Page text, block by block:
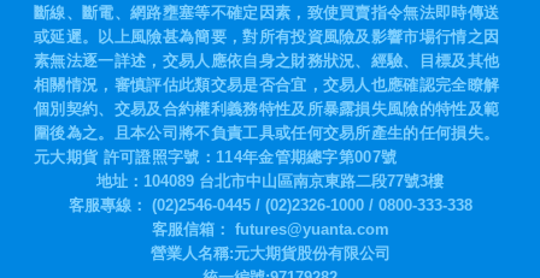
斷線、斷電、網路壅塞等不確定因素，致使買賣指令無法即時傳送
或延遲。以上風險甚為簡要，對所有投資風險及影響市場行情之因
素無法逐一詳述，交易人應依自身之財務狀況、經驗、目標及其他
相關情況，審慎評估此類交易是否合宜，交易人也應確認完全瞭解
個別契約、交易及合約權利義務特性及所暴露損失風險的特性及範
圍後為之。且本公司將不負責工具或任何交易所產生的任何損失。
元大期貨 許可證照字號：114年金管期總字第007號
地址：104089 台北市中山區南京東路二段77號3樓
營業人名稱:元大期貨股份有限公司
客服專線： (02)2546-0445 / (02)2326-1000 / 0800-333-338
客服信箱： futures@yuanta.com